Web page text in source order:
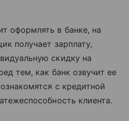
оформлять в банке, на
получает зарплату,
скидку на
тем, как банк озвучит ее
с кредитной
клиента.